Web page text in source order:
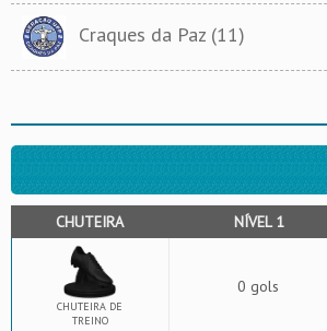
Craques da Paz (11)
CHUTEIRA NÍVEL 1
CHUTEIRA DE
TREINO
0 gols